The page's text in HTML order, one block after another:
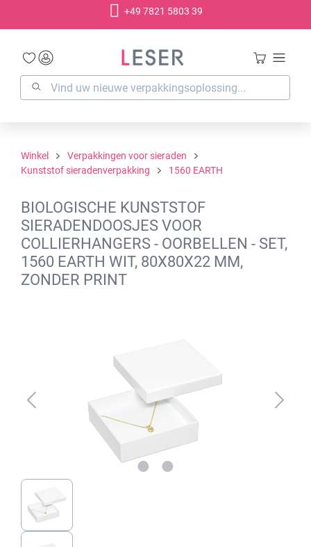
+49 7821 5803 39
Winkel
Verpakkingen voor sieraden
Kunststof sieradenverpakking
1560 EARTH
BIOLOGISCHE KUNSTSTOF
SIERADENDOOSJES VOOR
COLLIERHANGERS - OORBELLEN - SET,
1560 EARTH WIT, 80X80X22 MM,
ZONDER PRINT